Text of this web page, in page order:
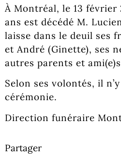
À Montréal, le 13 février
ans est décédé M.
laisse dans le deuil ses
et André (Ginette), ses
autres parents et
Selon ses volontés, il
cérémonie.
Direction funéraire
Partager